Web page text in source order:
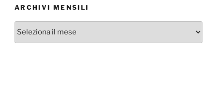
ARCHIVI MENSILI
Archivi